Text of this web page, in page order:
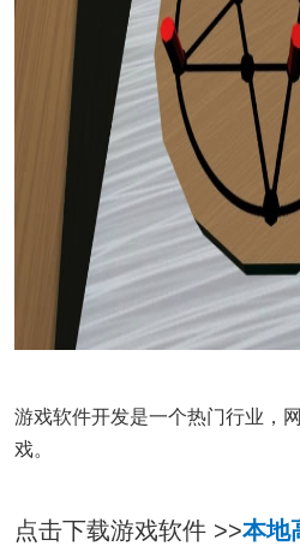
游戏软件开发是一个热门行业，
戏。
点击下载游戏软件 >>本地